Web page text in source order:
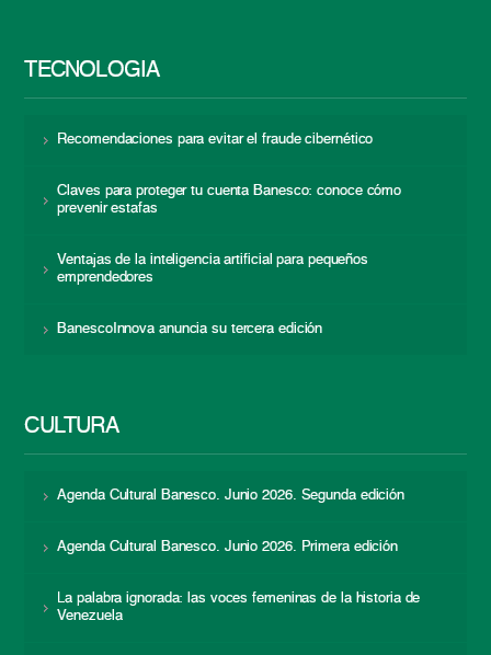
TECNOLOGÍA
Recomendaciones para evitar el fraude cibernético
Claves para proteger tu cuenta Banesco: conoce cómo
prevenir estafas
Ventajas de la inteligencia artificial para pequeños
emprendedores
BanescoInnova anuncia su tercera edición
CULTURA
Agenda Cultural Banesco. Junio 2026. Segunda edición
Agenda Cultural Banesco. Junio 2026. Primera edición
La palabra ignorada: las voces femeninas de la historia de
Venezuela